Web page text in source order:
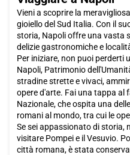
Vieni a scoprire la
gioiello del Sud Italia. Con il
storia, Napoli offre una vasta
delizie gastronomiche e
Per iniziare, non puoi perderti
Napoli, Patrimonio
stradine strette e vivaci,
opere d'arte. Fai una tappa al
Nazionale, che ospita una
romani al mondo, tra cui le
Se sei appassionato di storia,
visitare Pompei e il Vesuvio.
città romana, è stata